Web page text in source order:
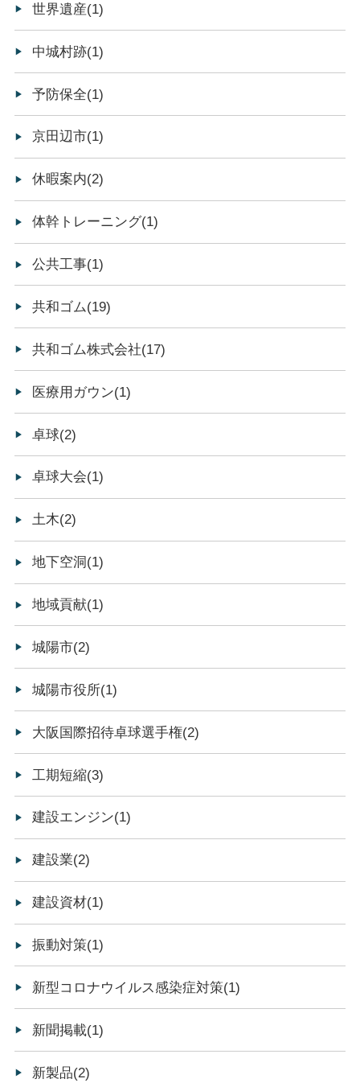
世界遺産(1)
中城村跡(1)
予防保全(1)
京田辺市(1)
休暇案内(2)
体幹トレーニング(1)
公共工事(1)
共和ゴム(19)
共和ゴム株式会社(17)
医療用ガウン(1)
卓球(2)
卓球大会(1)
土木(2)
地下空洞(1)
地域貢献(1)
城陽市(2)
城陽市役所(1)
大阪国際招待卓球選手権(2)
工期短縮(3)
建設エンジン(1)
建設業(2)
建設資材(1)
振動対策(1)
新型コロナウイルス感染症対策(1)
新聞掲載(1)
新製品(2)